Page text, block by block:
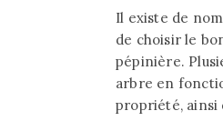
Il existe de
de choisir le
pépinière.
arbre en
propriété, ainsi